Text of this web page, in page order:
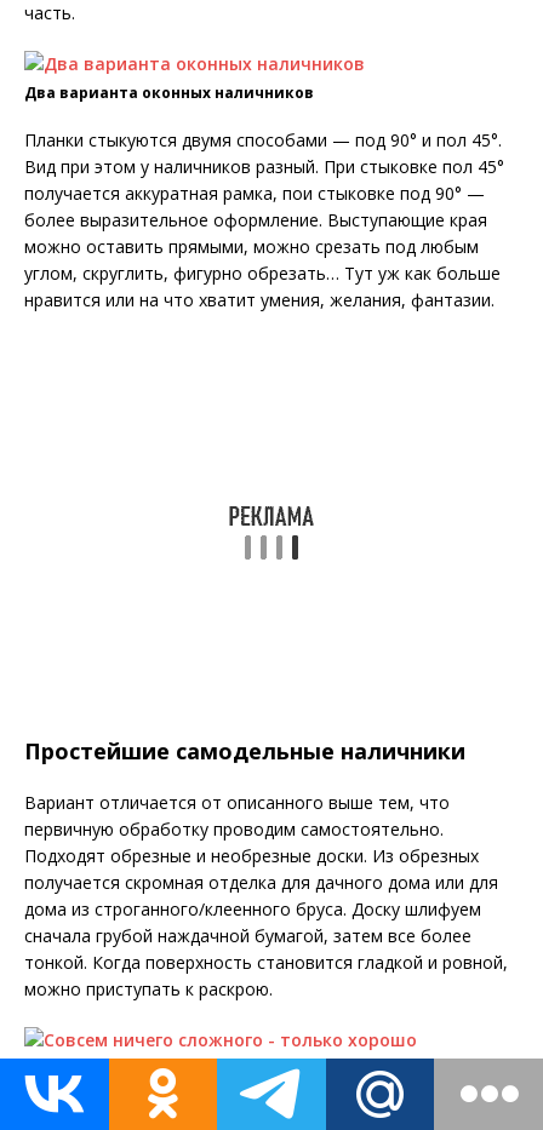
часть.
Два варианта оконных наличников
Планки стыкуются двумя способами — под 90° и пол 45°.
Вид при этом у наличников разный. При стыковке пол 45°
получается аккуратная рамка, пои стыковке под 90° —
более выразительное оформление. Выступающие края
можно оставить прямыми, можно срезать под любым
углом, скруглить, фигурно обрезать… Тут уж как больше
нравится или на что хватит умения, желания, фантазии.
Простейшие самодельные наличники
Вариант отличается от описанного выше тем, что
первичную обработку проводим самостоятельно.
Подходят обрезные и необрезные доски. Из обрезных
получается скромная отделка для дачного дома или для
дома из строганного/клеенного бруса. Доску шлифуем
сначала грубой наждачной бумагой, затем все более
тонкой. Когда поверхность становится гладкой и ровной,
можно приступать к раскрою.
Совсем ничего сложного — только хорошо обработанные
доски